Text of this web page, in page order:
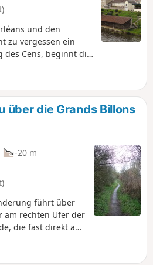
und den
zu vergessen ein
des Cens, beginnt die
über die Grands Billons
-20 m
führt über
am rechten Ufer der
die fast direkt am
Tier- und